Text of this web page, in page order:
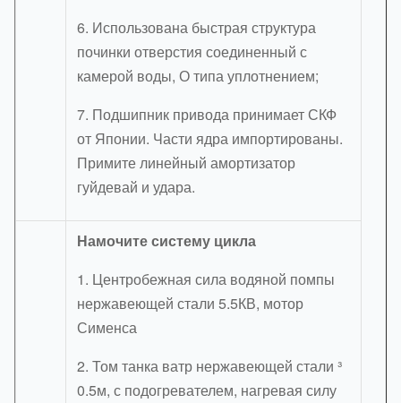
6. Использована быстрая структура
починки отверстия соединенный с
камерой воды, О типа уплотнением;
7. Подшипник привода принимает СКФ
от Японии. Части ядра импортированы.
Примите линейный амортизатор
гуйдевай и удара.
Намочите систему цикла
1. Центробежная сила водяной помпы
нержавеющей стали 5.5КВ, мотор
Сименса
2. Том танка ватр нержавеющей стали ³
0.5м, с подогревателем, нагревая силу